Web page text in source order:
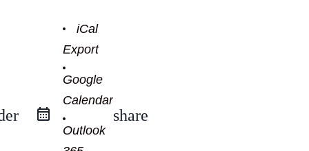
iCal
Export
Google
Calendar
Outlook
share